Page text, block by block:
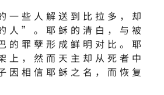
一些人解送到比拉多，却
人”。耶稣的清白，与被
的罪孽形成鲜明对比。耶
上，然而天主却从死者中
因相信耶稣之名，而恢复